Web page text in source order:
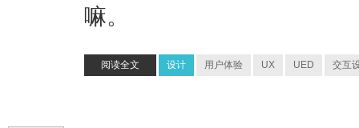
嘛。
阅读全文 设计 用户体验 UX UED 交互